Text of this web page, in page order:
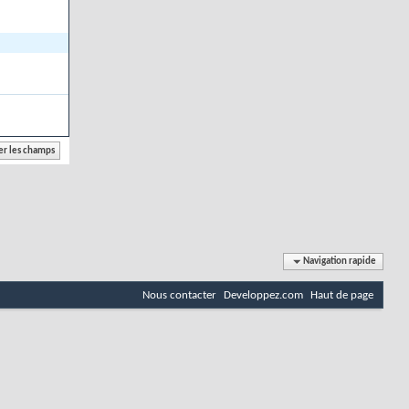
Navigation rapide
Nous contacter Developpez.com Haut de page